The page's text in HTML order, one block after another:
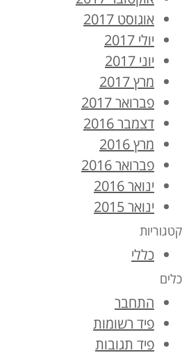
אוגוסט 2017
יולי 2017
יוני 2017
מרץ 2017
פברואר 2017
דצמבר 2016
מרץ 2016
פברואר 2016
ינואר 2016
ינואר 2015
קטגוריות
כללי
כלים
התחבר
פיד רשומות
פיד תגובות